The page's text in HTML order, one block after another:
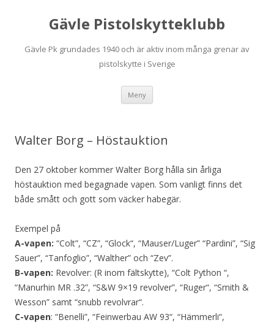
Gävle Pistolskytteklubb
Gävle Pk grundades 1940 och är aktiv inom många grenar av
pistolskytte i Sverige
Meny
Walter Borg – Höstauktion
Den 27 oktober kommer Walter Borg hålla sin årliga
höstauktion med begagnade vapen. Som vanligt finns det
både smått och gott som väcker habegär.
Exempel på
A-vapen: “Colt”, “CZ”, “Glock“, “Mauser/Luger” “Pardini”, “Sig
Sauer”, “Tanfoglio”, “Walther” och “Zev”.
B-vapen: Revolver: (R inom fältskytte), “Colt Python “,
“Manurhin MR .32”, “S&W 9×19 revolver”, “Ruger“, “Smith &
Wesson” samt “snubb revolvrar“.
C-vapen: “Benelli”, “Feinwerbau AW 93“, “Hämmerli“,